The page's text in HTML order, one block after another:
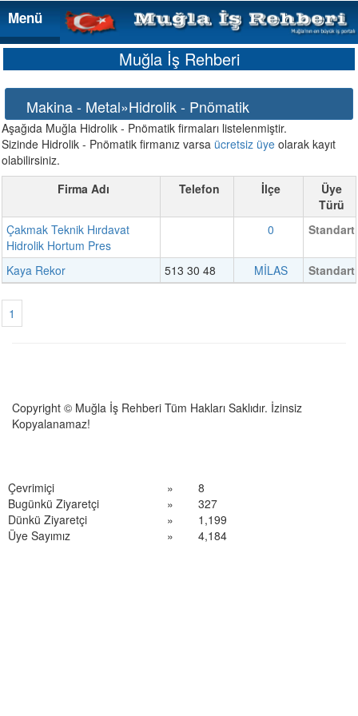
Menü
Menü
Muğla İş Rehberi
Makina - Metal»Hidrolik - Pnömatik
Aşağıda Muğla Hidrolik - Pnömatik firmaları listelenmiştir.
Sizinde Hidrolik - Pnömatik firmanız varsa ücretsiz üye olarak kayıt
olabilirsiniz.
Firma Adı
Telefon İlçe
Üye
Türü
Çakmak Teknik Hırdavat
Hidrolik Hortum Pres
0 Standart
Kaya Rekor 513 30 48 MİLAS Standart
1
Copyright © Muğla İş Rehberi Tüm Hakları Saklıdır. İzinsiz
Kopyalanamaz!
Çevrimiçi »
8
Bugünkü Ziyaretçi
»
327
Dünkü Ziyaretçi
»
1,199
Üye Sayımız
» 4,184